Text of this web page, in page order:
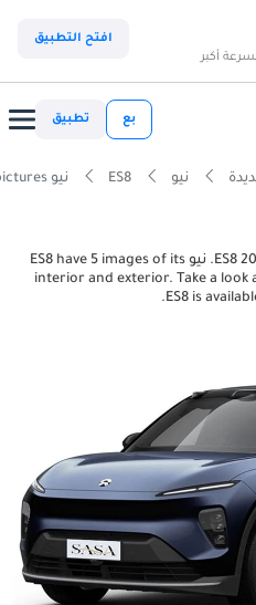
أكبر
افتح التطبيق
بع تطبيق
نيو ES8 نيو ES8 interior, exterior pictures
View the latest نيو ES8 2026 image gallery. نيو ES8 have 5 images of its
interior and exterior. Take a look
ES8 is